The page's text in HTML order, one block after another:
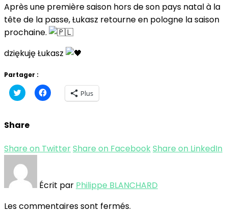
Après une première saison hors de son pays natal à la
tête de la passe, Łukasz retourne en pologne la saison
prochaine.
dziękuję Łukasz
Partager :
Cliquez
pour
dans
une
fenêtre)
Cliquez
pour
partager
fenêtre)
Plus
Share
Share on TwitterShare on FacebookShare on LinkedIn
Écrit par Philippe BLANCHARD
Les commentaires sont fermés.